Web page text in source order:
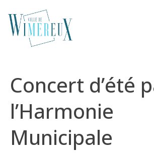
Concert d’été
l’Harmonie
Municipale